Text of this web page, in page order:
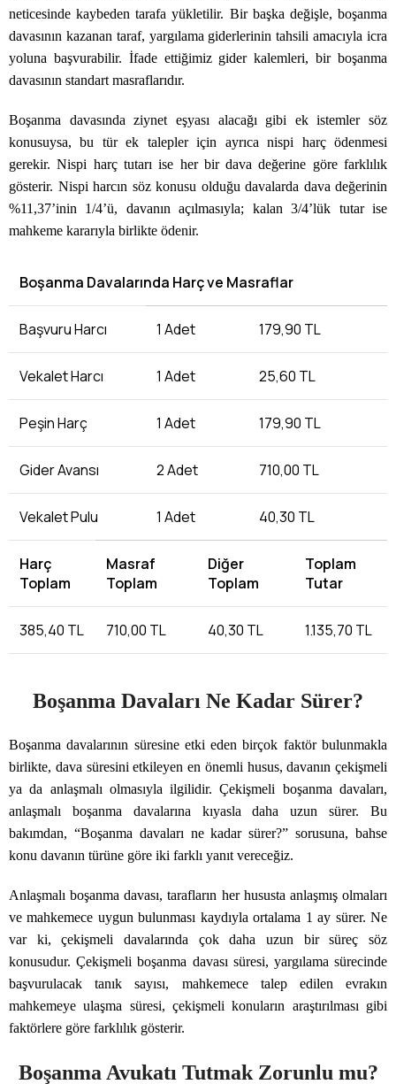
neticesinde kaybeden tarafa yükletilir. Bir başka değişle, boşanma
davasının kazanan taraf, yargılama giderlerinin tahsili amacıyla icra
yoluna başvurabilir. İfade ettiğimiz gider kalemleri, bir boşanma
davasının standart masraflarıdır.
Boşanma davasında ziynet eşyası alacağı gibi ek istemler söz
konusuysa, bu tür ek talepler için ayrıca nispi harç ödenmesi
gerekir. Nispi harç tutarı ise her bir dava değerine göre farklılık
gösterir. Nispi harcın söz konusu olduğu davalarda dava değerinin
%11,37’inin 1/4’ü, davanın açılmasıyla; kalan 3/4’lük tutar ise
mahkeme kararıyla birlikte ödenir.
Boşanma Davalarında Harç ve Masraflar
Başvuru Harcı 1 Adet 179,90 TL
Vekalet Harcı 1 Adet 25,60 TL
Peşin Harç 1 Adet 179,90 TL
Gider Avansı 2 Adet 710,00 TL
Vekalet Pulu 1 Adet 40,30 TL
Harç
Toplam
Masraf
Toplam
Diğer
Toplam
Toplam
Tutar
385,40 TL 710,00 TL 40,30 TL 1.135,70 TL
Boşanma Davaları Ne Kadar Sürer?
Boşanma davalarının süresine etki eden birçok faktör bulunmakla
birlikte, dava süresini etkileyen en önemli husus, davanın çekişmeli
ya da anlaşmalı olmasıyla ilgilidir. Çekişmeli boşanma davaları,
anlaşmalı boşanma davalarına kıyasla daha uzun sürer. Bu
bakımdan, “Boşanma davaları ne kadar sürer?” sorusuna, bahse
konu davanın türüne göre iki farklı yanıt vereceğiz.
Anlaşmalı boşanma davası, tarafların her hususta anlaşmış olmaları
ve mahkemece uygun bulunması kaydıyla ortalama 1 ay sürer. Ne
var ki, çekişmeli davalarında çok daha uzun bir süreç söz
konusudur. Çekişmeli boşanma davası süresi, yargılama sürecinde
başvurulacak tanık sayısı, mahkemece talep edilen evrakın
mahkemeye ulaşma süresi, çekişmeli konuların araştırılması gibi
faktörlere göre farklılık gösterir.
Boşanma Avukatı Tutmak Zorunlu mu?